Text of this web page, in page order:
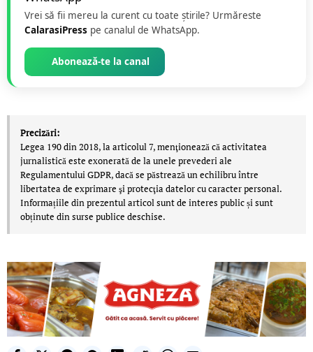
Vrei să fii mereu la curent cu toate știrile? Urmăreste
CalarasiPress pe canalul de WhatsApp.
Abonează-te la canal
Precizări:
Legea 190 din 2018, la articolul 7, menţionează că activitatea
jurnalistică este exonerată de la unele prevederi ale
Regulamentului GDPR, dacă se păstrează un echilibru între
libertatea de exprimare şi protecţia datelor cu caracter personal.
Informațiile din prezentul articol sunt de interes public și sunt
obținute din surse publice deschise.